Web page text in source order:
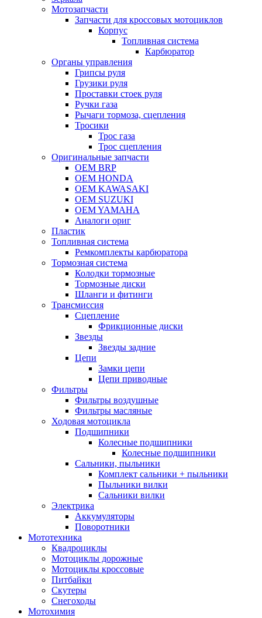
Мотозапчасти
Запчасти для кроссовых мотоциклов
Корпус
Топливная система
Карбюратор
Органы управления
Грипсы руля
Грузики руля
Проставки стоек руля
Ручки газа
Рычаги тормоза, сцепления
Тросики
Трос газа
Трос сцепления
Оригинальные запчасти
OEM BRP
OEM HONDA
OEM KAWASAKI
OEM SUZUKI
OEM YAMAHA
Аналоги ориг
Пластик
Топливная система
Ремкомплекты карбюратора
Тормозная система
Колодки тормозные
Тормозные диски
Шланги и фитинги
Трансмиссия
Cцепление
Фрикционные диски
Звезды
Звезды задние
Цепи
Замки цепи
Цепи приводные
Фильтры
Фильтры воздушные
Фильтры масляные
Ходовая мотоцикла
Подшипники
Колесные подшипники
Колесные подшипники
Сальники, пыльники
Комплект сальники + пыльники
Пыльники вилки
Сальники вилки
Электрика
Аккумуляторы
Поворотники
Мототехника
Квадроциклы
Мотоциклы дорожные
Мотоциклы кроссовые
Питбайки
Скутеры
Снегоходы
Мотохимия